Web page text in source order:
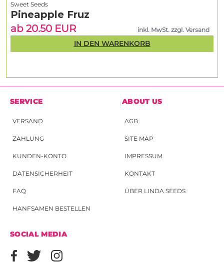
Sweet Seeds
Pineapple Fruz
ab 20.50 EUR
inkl. MwSt. zzgl. Versand
IN DEN WARENKORB
SERVICE
VERSAND
ZAHLUNG
KUNDEN-KONTO
DATENSICHERHEIT
FAQ
HANFSAMEN BESTELLEN
ABOUT US
AGB
SITE MAP
IMPRESSUM
KONTAKT
ÜBER LINDA SEEDS
SOCIAL MEDIA